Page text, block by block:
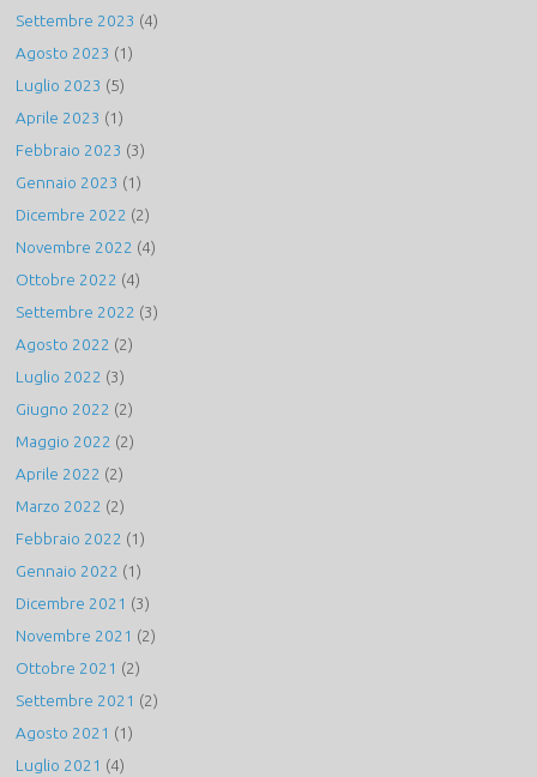
Settembre 2023 (4)
Agosto 2023 (1)
Luglio 2023 (5)
Aprile 2023 (1)
Febbraio 2023 (3)
Gennaio 2023 (1)
Dicembre 2022 (2)
Novembre 2022 (4)
Ottobre 2022 (4)
Settembre 2022 (3)
Agosto 2022 (2)
Luglio 2022 (3)
Giugno 2022 (2)
Maggio 2022 (2)
Aprile 2022 (2)
Marzo 2022 (2)
Febbraio 2022 (1)
Gennaio 2022 (1)
Dicembre 2021 (3)
Novembre 2021 (2)
Ottobre 2021 (2)
Settembre 2021 (2)
Agosto 2021 (1)
Luglio 2021 (4)